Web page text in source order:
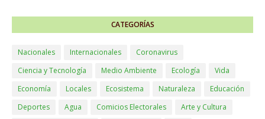
CATEGORÍAS
Nacionales Internacionales
Coronavirus
Ciencia y Tecnología
Medio Ambiente Ecología
Vida
Economía
Locales Ecosistema Naturaleza
Educación
Deportes
Agua Comicios Electorales
Arte y Cultura